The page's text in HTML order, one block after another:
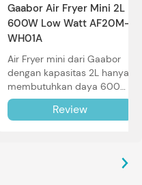
Gaabor Air Fryer Mini 2L
600W Low Watt AF20M-
WH01A
Air Fryer mini dari Gaabor
dengan kapasitas 2L hanya
membutuhkan daya 600W
dalam pemakaian. Simak
review selengkapnya di sini.
Review